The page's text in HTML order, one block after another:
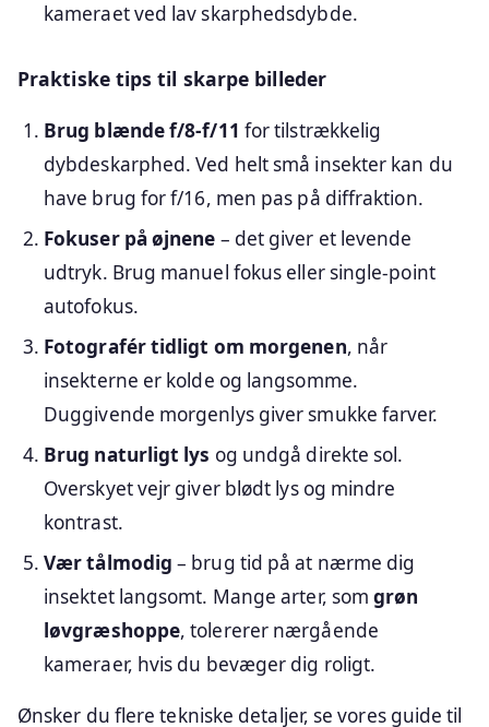
kameraet ved lav skarphedsdybde.
Praktiske tips til skarpe billeder
Brug blænde f/8-f/11 for tilstrækkelig
dybdeskarphed. Ved helt små insekter kan du
have brug for f/16, men pas på diffraktion.
Fokuser på øjnene – det giver et levende
udtryk. Brug manuel fokus eller single-point
autofokus.
Fotografér tidligt om morgenen, når
insekterne er kolde og langsomme.
Duggivende morgenlys giver smukke farver.
Brug naturligt lys og undgå direkte sol.
Overskyet vejr giver blødt lys og mindre
kontrast.
Vær tålmodig – brug tid på at nærme dig
insektet langsomt. Mange arter, somgrøn
løvgræshoppe, tolererer nærgående
kameraer, hvis du bevæger dig roligt.
Ønsker du flere tekniske detaljer, se vores guide til